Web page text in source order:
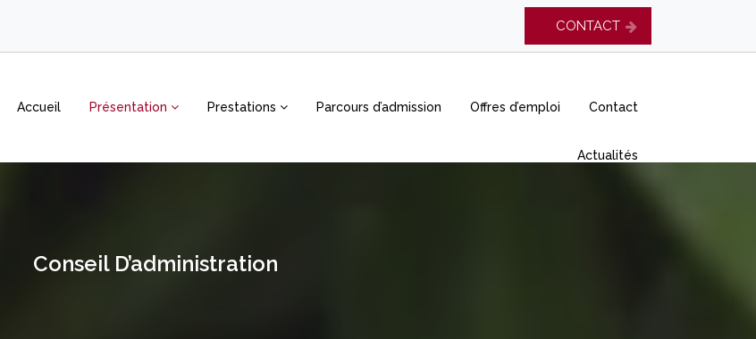
CONTACT
Accueil Présentation Prestations Parcours d’admission Offres d’emploi Contact
Actualités
Conseil D’administration